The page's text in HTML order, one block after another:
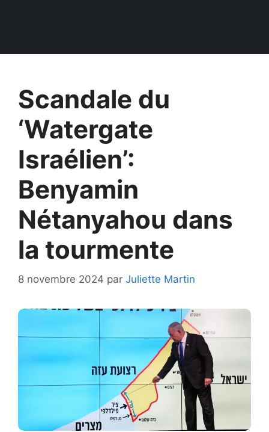
Scandale du
‘Watergate
Israélien’:
Benyamin
Nétanyahou dans
la tourmente
8 novembre 2024 par Juliette Martin